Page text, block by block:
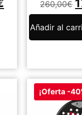
260,00€
Añadir al
¡Oferta -